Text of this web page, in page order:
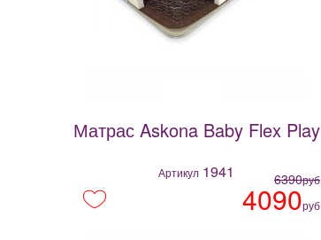
Матрас Askona Baby Flex Play
Артикул 1941 6390руб
4090руб